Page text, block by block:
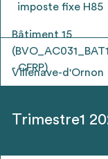
imposte fixe H85
Bâtiment 15
- CFRP)
Villenave-d'Ornon
Trimestre1